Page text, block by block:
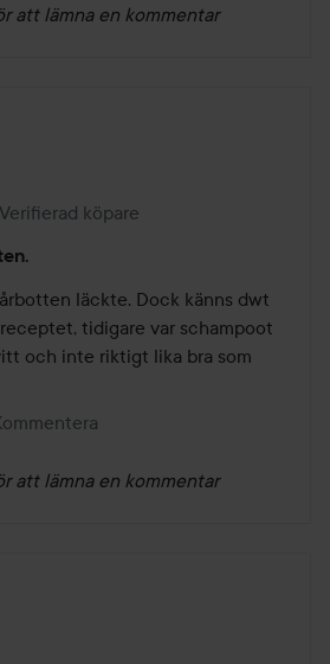
att lämna en kommentar
1 år
Verifierad köpare
läckte. Dock känns dwt
tidigare var schampoot
och inte riktigt lika bra som
att lämna en kommentar
1 år